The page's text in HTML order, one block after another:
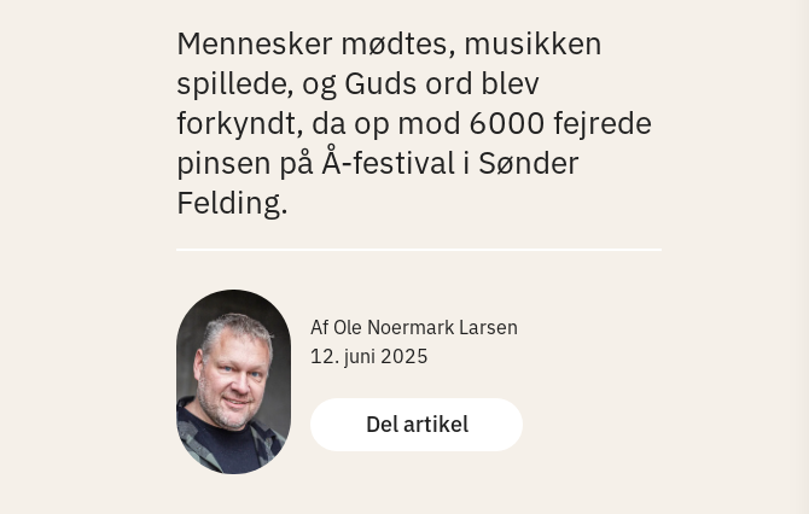
Mennesker mødtes, musikken
spillede, og Guds ord blev
forkyndt, da op mod 6000 fejrede
pinsen på Å-festival i Sønder
Felding.
Af Ole Noermark Larsen
12. juni 2025
Del artikel